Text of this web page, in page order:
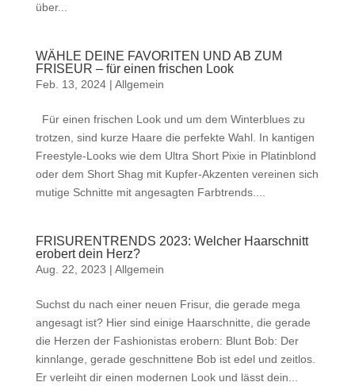
über...
WÄHLE DEINE FAVORITEN UND AB ZUM
FRISEUR – für einen frischen Look
Feb. 13, 2024| Allgemein
Für einen frischen Look und um dem Winterblues zu
trotzen, sind kurze Haare die perfekte Wahl. In kantigen
Freestyle-Looks wie dem Ultra Short Pixie in Platinblond
oder dem Short Shag mit Kupfer-Akzenten vereinen sich
mutige Schnitte mit angesagten Farbtrends....
FRISURENTRENDS 2023: Welcher Haarschnitt
erobert dein Herz?
Aug. 22, 2023 | Allgemein
Suchst du nach einer neuen Frisur, die gerade mega
angesagt ist? Hier sind einige Haarschnitte, die gerade
die Herzen der Fashionistas erobern: Blunt Bob: Der
kinnlange, gerade geschnittene Bob ist edel und zeitlos.
Er verleiht dir einen modernen Look und lässt dein...